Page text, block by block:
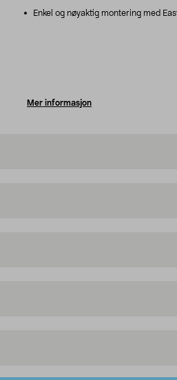
Enkel og nøyaktig montering med
Mer informasjon